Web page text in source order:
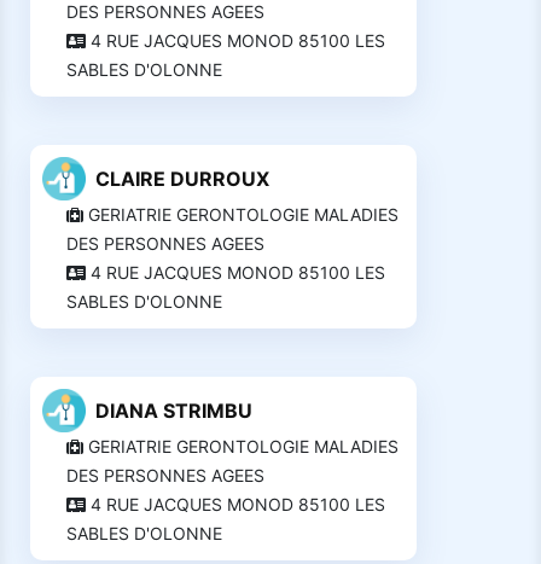
DES PERSONNES AGEES
4 RUE JACQUES MONOD 85100 LES
SABLES D'OLONNE
CLAIRE DURROUX
GERIATRIE GERONTOLOGIE MALADIES
DES PERSONNES AGEES
4 RUE JACQUES MONOD 85100 LES
SABLES D'OLONNE
DIANA STRIMBU
GERIATRIE GERONTOLOGIE MALADIES
DES PERSONNES AGEES
4 RUE JACQUES MONOD 85100 LES
SABLES D'OLONNE